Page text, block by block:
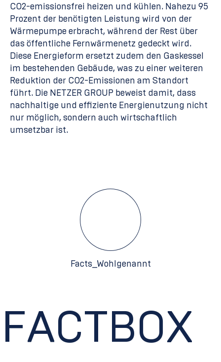
CO2-emissionsfrei heizen und kühlen. Nahezu 95
Prozent der benötigten Leistung wird von der
Wärmepumpe erbracht, während der Rest über
das öffentliche Fernwärmenetz gedeckt wird.
Diese Energieform ersetzt zudem den Gaskessel
im bestehenden Gebäude, was zu einer weiteren
Reduktion der CO2-Emissionen am Standort
führt. Die NETZER GROUP beweist damit, dass
nachhaltige und effiziente Energienutzung nicht
nur möglich, sondern auch wirtschaftlich
umsetzbar ist.
Facts_Wohlgenannt
FACTBOX